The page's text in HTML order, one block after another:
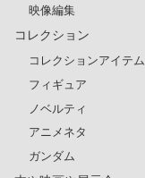
映像編集
コレクション
コレクションアイテム
フィギュア
ノベルティ
アニメネタ
ガンダム